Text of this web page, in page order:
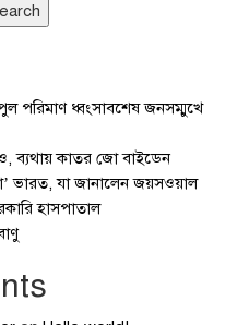
পরিমাণ ধ্বংসাবশেষ জনসম্মুখে
ব্যথায় কাতর জো বাইডেন
ভারত, যা জানালেন জয়সওয়াল
হাসপাতাল